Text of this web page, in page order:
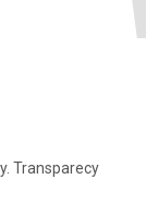
I describe myself in three words. Honesty Fidelity. Transparecy